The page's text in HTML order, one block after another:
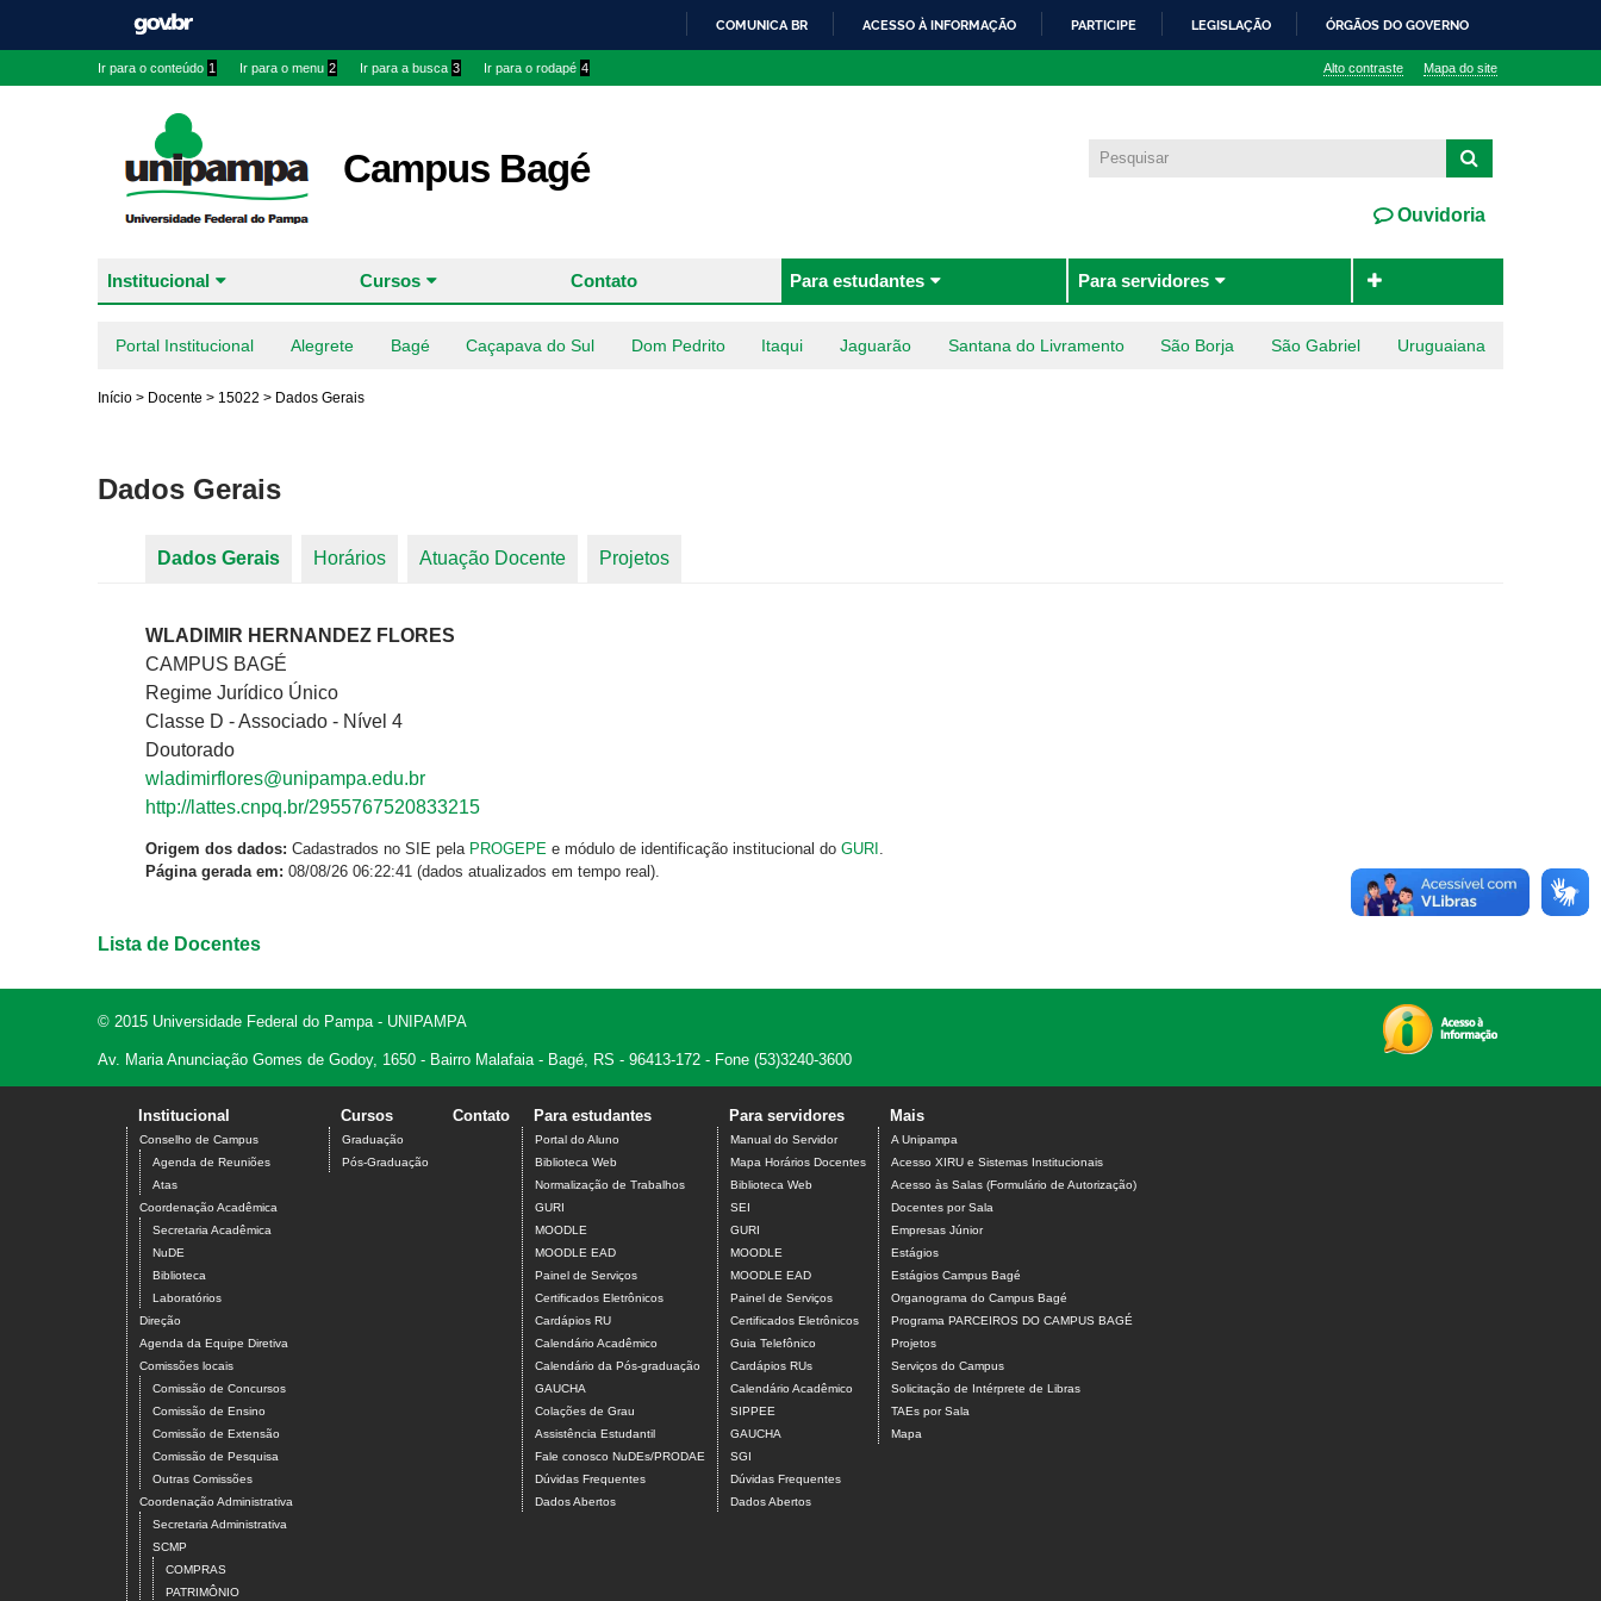
COMUNICA BR ACESSO À INFORMAÇÃO PARTICIPE LEGISLAÇÃO ÓRGÃOS DO GOVERNO
Ir para o conteúdo 1 Ir para o menu 2 Ir para a busca 3 Ir para o rodapé 4 Alto contraste Mapa do site
Campus Bagé
Ouvidoria
Institucional Cursos Contato Para estudantes Para servidores
Portal Institucional Alegrete Bagé Caçapava do Sul Dom Pedrito Itaqui Jaguarão Santana do Livramento São Borja São Gabriel Uruguaiana
Início > Docente > 15022 > Dados Gerais
Dados Gerais
Dados Gerais (aba ativa)
Horários Atuação Docente Projetos
WLADIMIR HERNANDEZ FLORES
CAMPUS BAGÉ
Regime Jurídico Único
Classe D - Associado - Nível 4
Doutorado
wladimirflores@unipampa.edu.br
http://lattes.cnpq.br/2955767520833215
Origem dos dados: Cadastrados no SIE pela PROGEPE e módulo de identificação institucional do GURI
Página gerada em: 08/08/26 06:22:41 (dados atualizados em tempo real).
Lista de Docentes
© 2015 Universidade Federal do Pampa - UNIPAMPA
Av. Maria Anunciação Gomes de Godoy, 1650 - Bairro Malafaia - Bagé, RS - 96413-172 - Fone (53)3240-3600
Institucional
Conselho de Campus
Agenda de Reuniões
Atas
Coordenação Acadêmica
Secretaria Acadêmica
NuDE
Biblioteca
Laboratórios
Direção
Agenda da Equipe Diretiva
Comissões locais
Comissão de Concursos
Comissão de Ensino
Comissão de Extensão
Comissão de Pesquisa
Outras Comissões
Coordenação Administrativa
Secretaria Administrativa
SCMP
COMPRAS
PATRIMÔNIO
Cursos
Graduação
Pós-Graduação
Contato Para estudantes
Portal do Aluno
Biblioteca Web
Normalização de Trabalhos
GURI
MOODLE
MOODLE EAD
Painel de Serviços
Certificados Eletrônicos
Cardápios RU
Calendário Acadêmico
Calendário da Pós-graduação
GAUCHA
Colações de Grau
Assistência Estudantil
Fale conosco NuDEs/PRODAE
Dúvidas Frequentes
Dados Abertos
Para servidores
Manual do Servidor
Mapa Horários Docentes
Biblioteca Web
SEI
GURI
MOODLE
MOODLE EAD
Painel de Serviços
Certificados Eletrônicos
Guia Telefônico
Cardápios RUs
Calendário Acadêmico
SIPPEE
GAUCHA
SGI
Dúvidas Frequentes
Dados Abertos
Mais
A Unipampa
Acesso XIRU e Sistemas Institucionais
Acesso às Salas (Formulário de Autorização)
Docentes por Sala
Empresas Júnior
Estágios
Estágios Campus Bagé
Organograma do Campus Bagé
Programa PARCEIROS DO CAMPUS BAGÉ
Projetos
Serviços do Campus
Solicitação de Intérprete de Libras
TAEs por Sala
Mapa